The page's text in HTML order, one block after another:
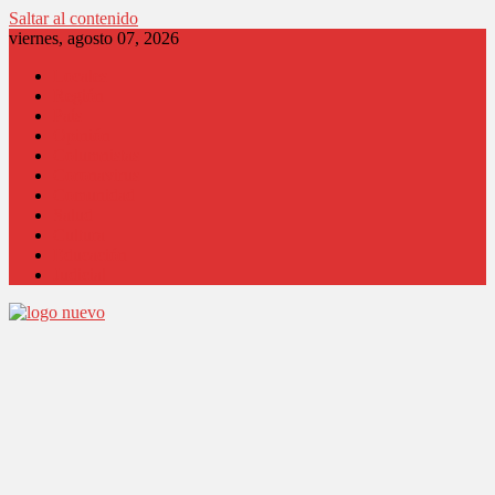
Saltar al contenido
viernes, agosto 07, 2026